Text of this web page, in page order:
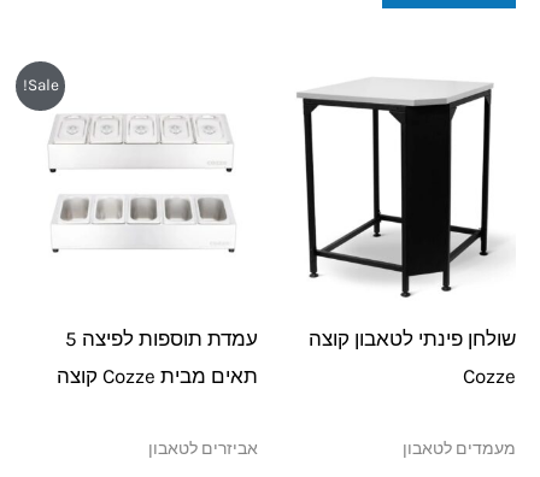
שולחן פינתי לטאבון קוצה
Cozze
מעמדים לטאבון
Sale!
עמדת תוספות לפיצה 5
תאים מבית Cozze קוצה
אביזרים לטאבון
היה:
₪489.
הוא:
₪399.